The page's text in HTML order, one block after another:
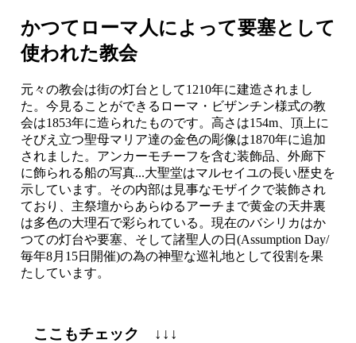
かつてローマ人によって要塞として
使われた教会
元々の教会は街の灯台として1210年に建造されまし
た。今見ることができるローマ・ビザンチン様式の教
会は1853年に造られたものです。高さは154m、頂上に
そびえ立つ聖母マリア達の金色の彫像は1870年に追加
されました。アンカーモチーフを含む装飾品、外廊下
に飾られる船の写真...大聖堂はマルセイユの長い歴史を
示しています。その内部は見事なモザイクで装飾され
ており、主祭壇からあらゆるアーチまで黄金の天井裏
は多色の大理石で彩られている。現在のバシリカはか
つての灯台や要塞、そして諸聖人の日(Assumption Day/
毎年8月15日開催)の為の神聖な巡礼地として役割を果
たしています。
ここもチェック ↓↓↓